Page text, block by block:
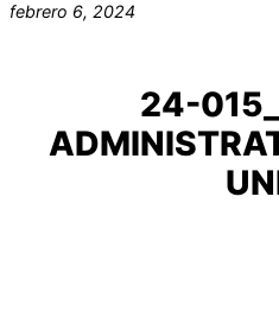
febrero 6, 2024
24-